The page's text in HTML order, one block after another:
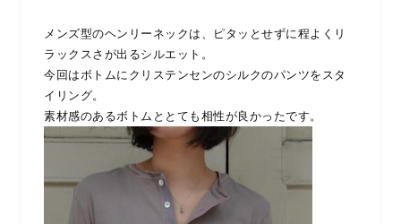
メンズ型のヘンリーネックは、ピタッとせずに程よくリ
ラックスさが出るシルエット。
今回はボトムにクリステンセンのシルクのパンツをスタ
イリング。
素材感のあるボトムととても相性が良かったです。